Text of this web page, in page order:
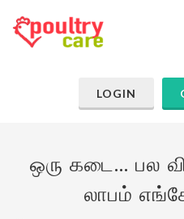
LOGIN
ஒரு கடை... பல
லாபம்